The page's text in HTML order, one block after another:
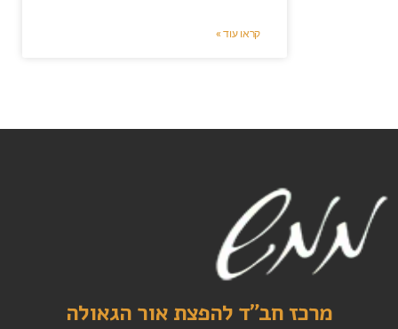
קראו עוד »
מרכז חב"ד להפצת אור הגאולה